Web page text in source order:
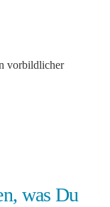
vorbildlicher
was Du